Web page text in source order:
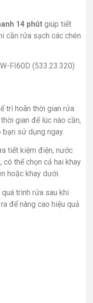
14 phút giúp tiết
cần rửa sạch các chén
trì hoãn thời gian rửa
gian để lúc nào cần,
sử dụng ngay.
tiết kiệm điện, nước
có thể chọn cả hai khay
hoặc khay dưới.
quá trình rửa sau khi
để nâng cao hiệu quả